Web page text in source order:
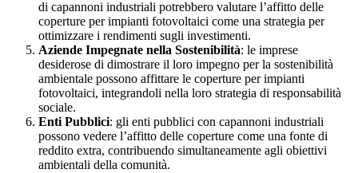
di capannoni industriali potrebbero valutare l’affitto delle
coperture per impianti fotovoltaici come una strategia per
ottimizzare i rendimenti sugli investimenti.
Aziende Impegnate nella Sostenibilità: le imprese
desiderose di dimostrare il loro impegno per la sostenibilità
ambientale possono affittare le coperture per impianti
fotovoltaici, integrandoli nella loro strategia di responsabilità
sociale.
Enti Pubblici: gli enti pubblici con capannoni industriali
possono vedere l’affitto delle coperture come una fonte di
reddito extra, contribuendo simultaneamente agli obiettivi
ambientali della comunità.